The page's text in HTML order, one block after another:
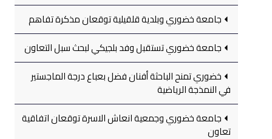
جامعة خضوري وبلدية قلقيلية توقعان مذكرة تفاهم
جامعة خضوري تستقبل وفد بلجيكي لبحث سبل التعاون
خضوري تمنح الباحثة أفنان فضل بعباع درجة الماجستير
في النمذجة الرياضية
جامعة خضوري وجمعية انعاش الاسرة توقعان اتفاقية
تعاون